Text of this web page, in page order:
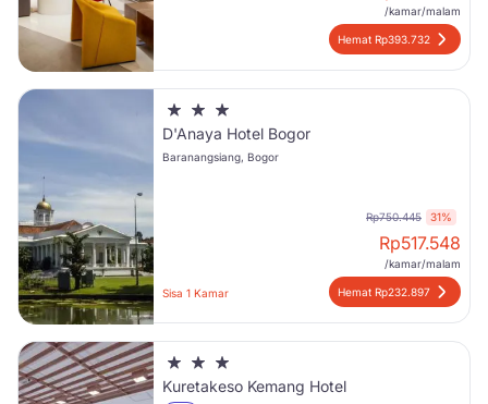
/kamar/malam
Hemat Rp393.732
D'Anaya Hotel Bogor
Baranangsiang, Bogor
Rp750.445 31%
Rp517.548
/kamar/malam
Sisa 1 Kamar Hemat Rp232.897
Kuretakeso Kemang Hotel